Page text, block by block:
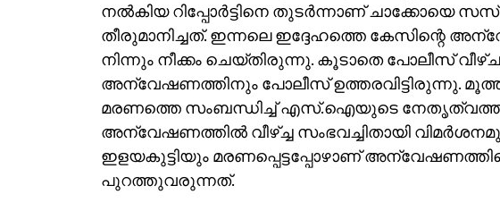
നല്‍കിയ റിപ്പോര്‍ട്ടിനെ തുടര്‍ന്നാണ് ചാക്കോയെ
തീരുമാനിച്ചത്. ഇന്നലെ ഇദ്ദേഹത്തെ കേസിന്റെ
നിന്നും നീക്കം ചെയ്തിരുന്നു. കൂടാതെ പോലീസ്
അന്വേഷണത്തിനും പോലീസ് ഉത്തരവിട്ടിരുന്നു.
മരണത്തെ സംബന്ധിച്ച് എസ്.ഐയുടെ
അന്വേഷണത്തില്‍ വീഴ്ച്ച സംഭവച്ചിതായി
ഇളയകുട്ടിയും മരണപ്പെട്ടപ്പോഴാണ്
പുറത്തുവരുന്നത്.